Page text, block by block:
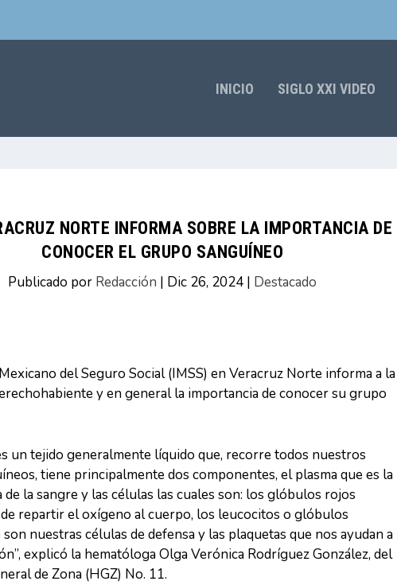
INICIO SIGLO XXI VIDEO
NORTE INFORMA SOBRE LA IMPORTANCIA DE
CONOCER EL GRUPO SANGUÍNEO
Publicado por Redacción | Dic 26, 2024 | Destacado
del Seguro Social (IMSS) en Veracruz Norte informa a la
y en general la importancia de conocer su grupo
es un tejido generalmente líquido que, recorre todos nuestros
tiene principalmente dos componentes, el plasma que es la
de la sangre y las células las cuales son: los glóbulos rojos
repartir el oxígeno al cuerpo, los leucocitos o glóbulos
nuestras células de defensa y las plaquetas que nos ayudan a
explicó la hematóloga Olga Verónica Rodríguez González, del
de Zona (HGZ) No. 11.